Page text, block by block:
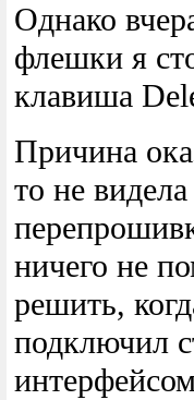
Однако
флешки я
клавиша
Причина
то не
ничего не
решить,
подключил